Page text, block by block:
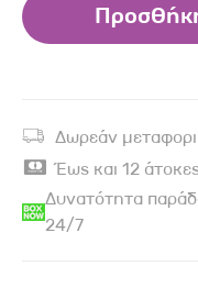
Δωρεάν
Έως και 12
Δυνατότητα
24/7